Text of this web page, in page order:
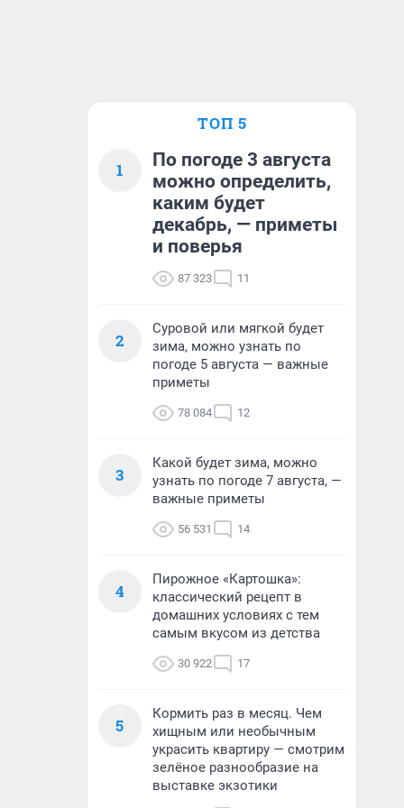
ТОП 5
1
По погоде 3 августа
можно определить,
каким будет
декабрь, — приметы
и поверья
87 323 11
2
Суровой или мягкой будет
зима, можно узнать по
погоде 5 августа — важные
приметы
78 084 12
3
Какой будет зима, можно
узнать по погоде 7 августа, —
важные приметы
56 531 14
4
Пирожное «Картошка»:
классический рецепт в
домашних условиях с тем
самым вкусом из детства
30 922 17
5
Кормить раз в месяц. Чем
хищным или необычным
украсить квартиру — смотрим
зелёное разнообразие на
выставке экзотики